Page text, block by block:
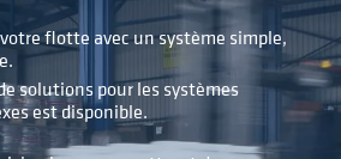
flotte avec un système simple,
solutions pour les systèmes
est disponible.